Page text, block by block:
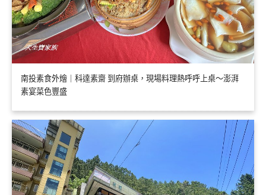
南投素食外燴｜科達素齋 到府辦桌，現場料理熱呼呼上桌～澎湃
素宴菜色豐盛